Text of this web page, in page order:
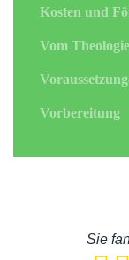
Kosten und
Vom
Vorbereitung
Sie